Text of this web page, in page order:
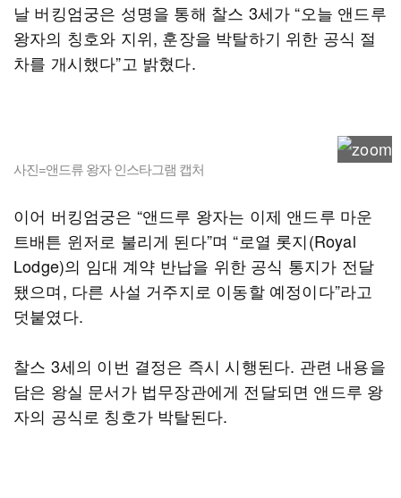
날 버킹엄궁은 성명을 통해 찰스 3세가 “오늘 앤드루
왕자의 칭호와 지위, 훈장을 박탈하기 위한 공식 절
차를 개시했다”고 밝혔다.
사진=앤드류 왕자 인스타그램 캡처
이어 버킹엄궁은 “앤드루 왕자는 이제 앤드루 마운
트배튼 윈저로 불리게 된다”며 “로열 롯지(Royal
Lodge)의 임대 계약 반납을 위한 공식 통지가 전달
됐으며, 다른 사설 거주지로 이동할 예정이다”라고
덧붙였다.
찰스 3세의 이번 결정은 즉시 시행된다. 관련 내용을
담은 왕실 문서가 법무장관에게 전달되면 앤드루 왕
자의 공식로 칭호가 박탈된다.